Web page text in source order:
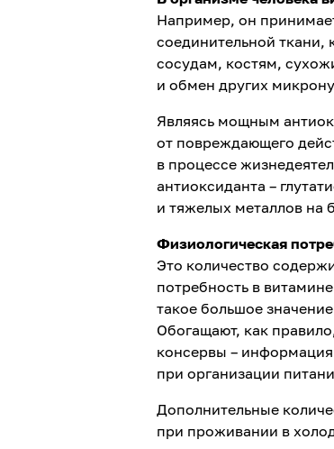
Например, он
соединительной ткани,
сосудам, костям,
и обмен других
Являясь мощным
от повреждающего
в процессе
антиоксиданта –
и тяжелых металлов на
Физиологическая
Это количество
потребность в
такое большое
Обогащают, как
консервы –
при организации
Дополнительные
при проживании в